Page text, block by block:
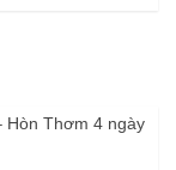
Hòn Thơm 4 ngày